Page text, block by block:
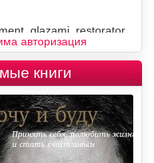
авторизация
книги